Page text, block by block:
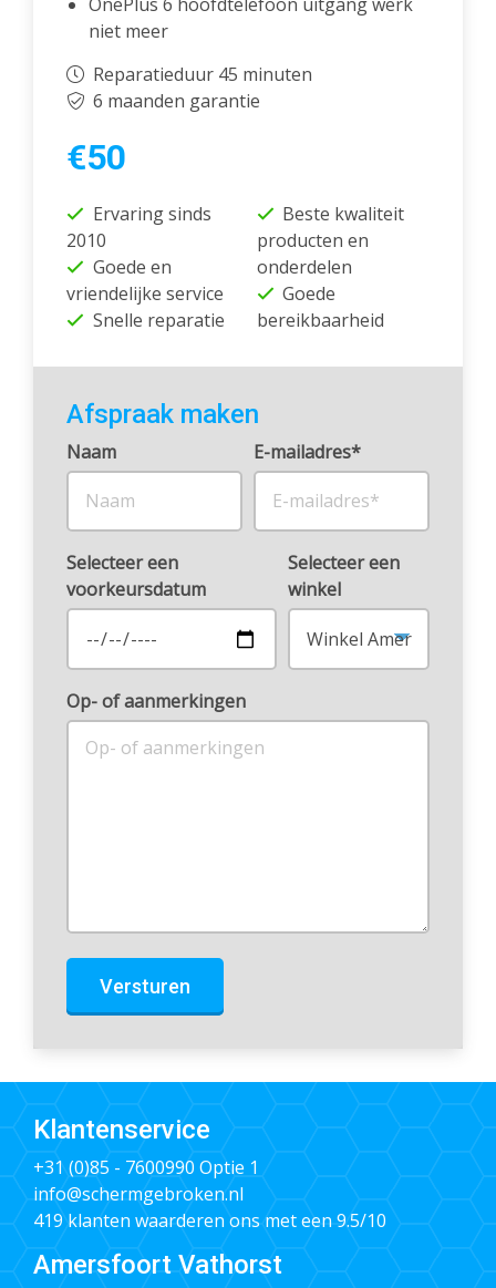
niet meer
Reparatieduur 45 minuten
6 maanden garantie
€50
Ervaring sinds
2010
Goede en
vriendelijke service
Snelle reparatie
Beste kwaliteit
producten en
onderdelen
Goede
bereikbaarheid
Afspraak maken
Naam E-mailadres*
Selecteer een
voorkeursdatum
Selecteer een
winkel
Op- of aanmerkingen
Versturen
Klantenservice
+31 (0)85 - 7600990 Optie 1
info@schermgebroken.nl
419 klanten waarderen ons met een 9.5/10
Amersfoort Vathorst